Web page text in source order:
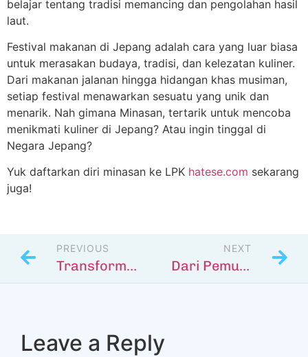
belajar tentang tradisi memancing dan pengolahan hasil
laut.
Festival makanan di Jepang adalah cara yang luar biasa
untuk merasakan budaya, tradisi, dan kelezatan kuliner.
Dari makanan jalanan hingga hidangan khas musiman,
setiap festival menawarkan sesuatu yang unik dan
menarik. Nah gimana Minasan, tertarik untuk mencoba
menikmati kuliner di Jepang? Atau ingin tinggal di
Negara Jepang?
Yuk daftarkan diri minasan ke LPK hatese.com sekarang
juga!
PREVIOUS
Transformasi Diri: Belajar di LPK Hatese dan Peluang Karir
NEXT
Dari Pemula ke Mahir: Perjalanan Belajar Sebuah Bahasa di Jepang
Leave a Reply